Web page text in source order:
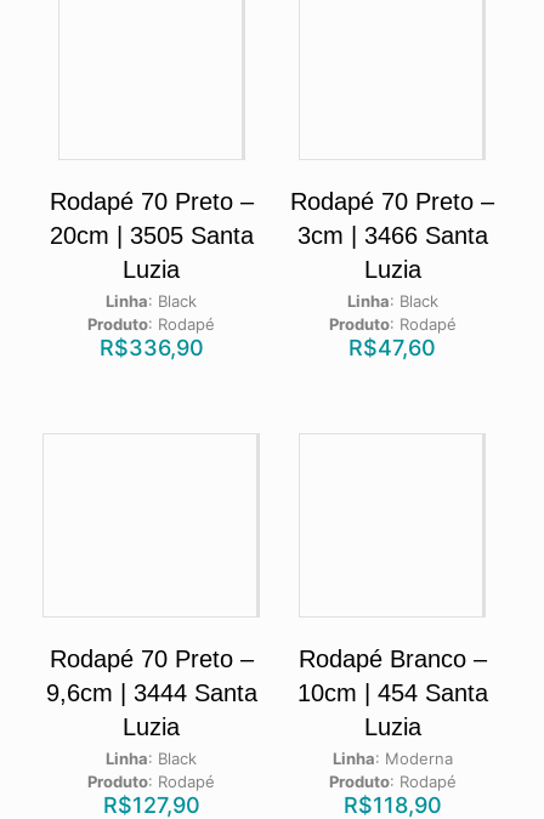
Rodapé 70 Preto –
20cm | 3505 Santa
Luzia
Linha: Black
Produto: Rodapé
R$336,90
Rodapé 70 Preto –
3cm | 3466 Santa
Luzia
Linha: Black
Produto: Rodapé
R$47,60
Rodapé 70 Preto –
9,6cm | 3444 Santa
Luzia
Linha: Black
Produto: Rodapé
R$127,90
Rodapé Branco –
10cm | 454 Santa
Luzia
Linha: Moderna
Produto: Rodapé
R$118,90